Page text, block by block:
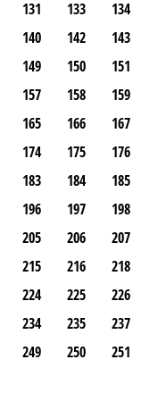
131
133 134
140
142 143
149
150 151
157
158 159
165
166 167
174
175 176
183
184 185
196
197 198
205
206 207
215
216 218
224
225 226
234
235 237
249
250 251